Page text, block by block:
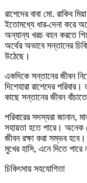
রাশেদের বাবা মো. রাকিব
ইতোমধ্যে ধার-দেনা করে
অন্যান্য খরচ বহন করতে
অর্থের অভাবে সন্তানের
উঠেছে।
একদিকে সন্তানের জীবন
দিশেহারা রাশেদের
কাছে সন্তানের জীবন
পরিবারের সদস্যরা জানান,
সহায়তা হতে পারে।
জীবন রক্ষা করা সম্ভব হবে।
মুখের হাসি, এনে দিতে
চিকিৎসায় সহযোগিতা